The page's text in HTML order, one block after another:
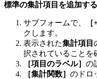
標準の集計項目を追加す
サブフォームで、
クします。
表示された集計項目
択されていることを
［項目のラベル］ の
［集計関数］ のドロ